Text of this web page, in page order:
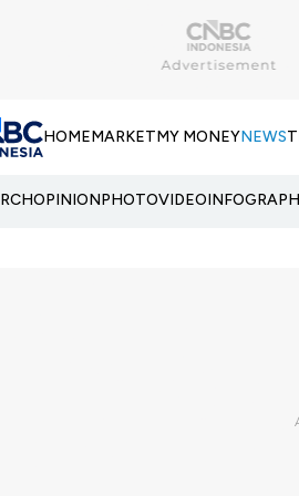
HOMEMARKETMY MONEYNEWS
OPINIONPHOTOVIDEO